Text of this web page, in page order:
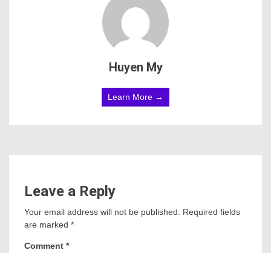
Huyen My
Learn More →
Leave a Reply
Your email address will not be published. Required fields
are marked *
Comment *